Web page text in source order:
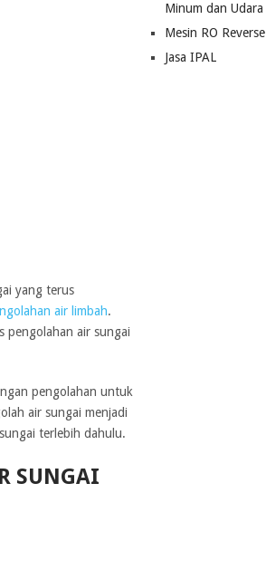
yang terus
air limbah.
pengolahan air sungai
pengolahan untuk
air sungai menjadi
terlebih dahulu.
SUNGAI
Minum dan Udara
Mesin RO
Jasa IPAL